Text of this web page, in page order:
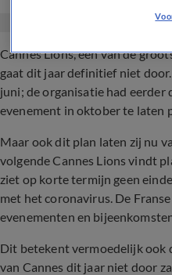
Cannes Lions, een van de
gaat dit jaar definitief niet
juni; de organisatie had
evenement in oktober te laten
Maar ook dit plan laten zij nu
volgende Cannes Lions vindt
ziet op korte termijn geen
met het coronavirus. De
evenementen en
Dit betekent vermoedelijk ook
van Cannes dit jaar niet door